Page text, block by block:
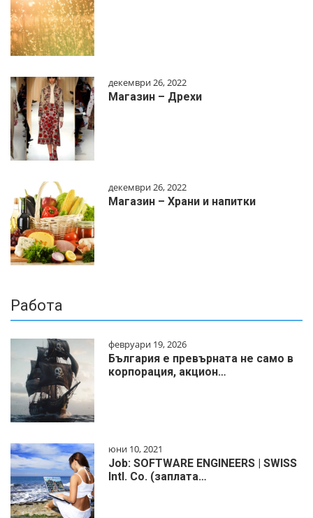
декември 26, 2022
Магазин – Дрехи
декември 26, 2022
Магазин – Храни и напитки
Работа
февруари 19, 2026
България е превърната не само в
корпорация, акцион…
юни 10, 2021
Job: SOFTWARE ENGINEERS | SWISS
Intl. Co. (заплата…